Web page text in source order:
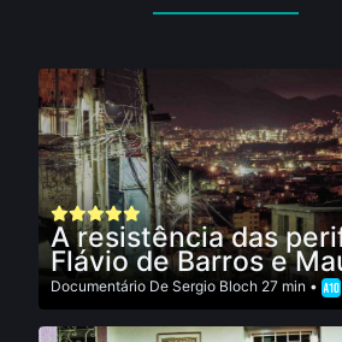
A resistência das
Flávio de Barros e
Documentário De Sergio Bloch 27 min •